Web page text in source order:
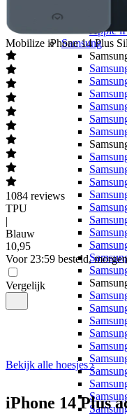
Apple
Apple
Apple
Samsung
Mobilize iPhone 14 Plus
1084 reviews
TPU
|
Blauw
10,95
Voor 23:59 besteld,
Vergelijk
Bekijk alle hoesjes ›
iPhone 14 Plus